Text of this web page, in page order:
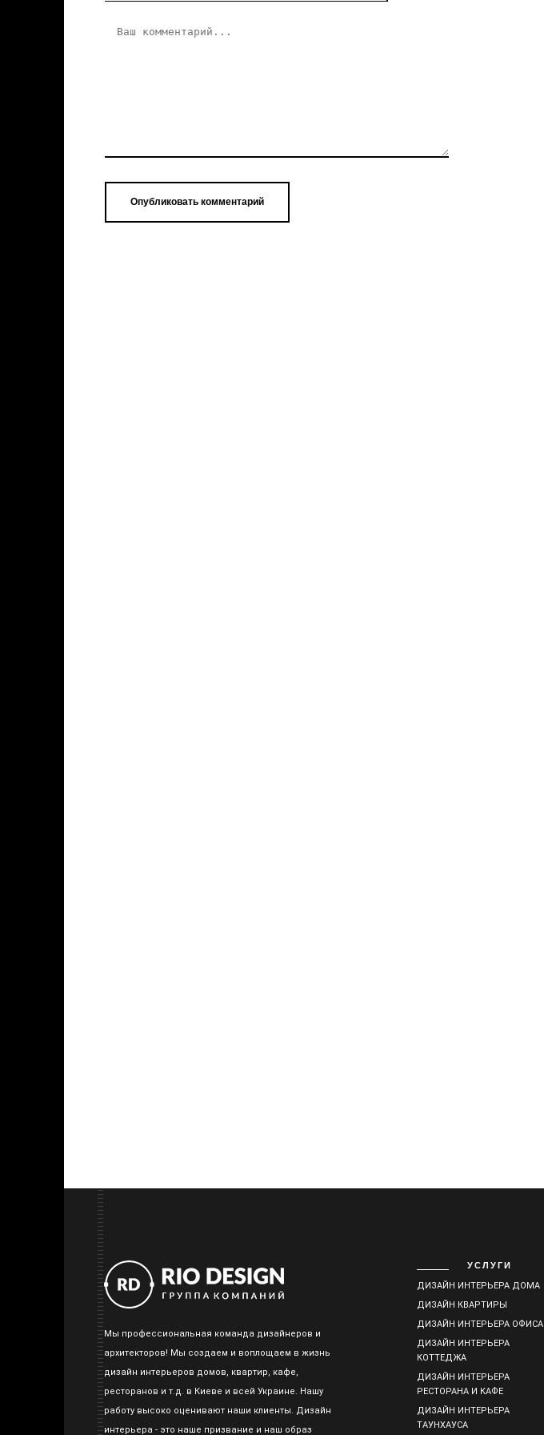
Мы профессиональная команда дизайнеров и
архитекторов! Мы создаем и воплощаем в жизнь
дизайн интерьеров домов, квартир, кафе,
ресторанов и т.д. в Киеве и всей Украине. Нашу
работу высоко оценивают наши клиенты. Дизайн
интерьера - это наше призвание и наш образ
УСЛУГИ
ДИЗАЙН ИНТЕРЬЕРА ДОМА
ДИЗАЙН КВАРТИРЫ
ДИЗАЙН ИНТЕРЬЕРА ОФИСА
ДИЗАЙН ИНТЕРЬЕРА
КОТТЕДЖА
ДИЗАЙН ИНТЕРЬЕРА
РЕСТОРАНА И КАФЕ
ДИЗАЙН ИНТЕРЬЕРА
ТАУНХАУСА